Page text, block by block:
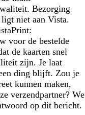
Bezorging
niet aan Vista.
voor de bestelde
de kaarten snel
zijn. Je laat
ding blijft. Zou je
kunnen maken,
verzendpartner? We
op dit bericht.